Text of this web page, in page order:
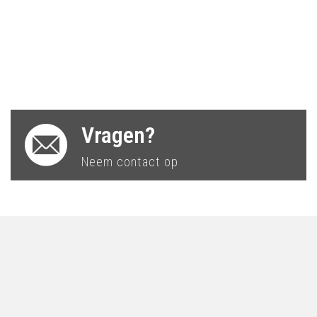
Vragen?
Neem contact op